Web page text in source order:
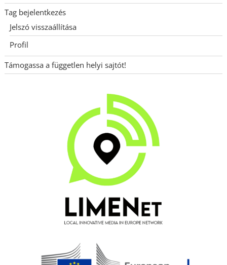
Tag bejelentkezés
Jelszó visszaállítása
Profil
Támogassa a független helyi sajtót!